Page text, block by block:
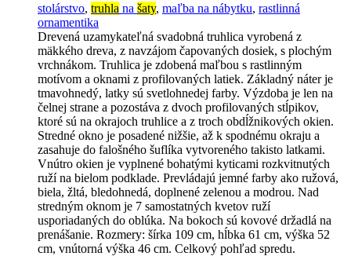
stolárstvo, truhla na šaty, maľba na nábytku, rastlinná
ornamentika
Drevená uzamykateľná svadobná truhlica vyrobená z
mäkkého dreva, z navzájom čapovaných dosiek, s plochým
vrchnákom. Truhlica je zdobená maľbou s rastlinným
motívom a oknami z profilovaných latiek. Základný náter je
tmavohnedý, latky sú svetlohnedej farby. Výzdoba je len na
čelnej strane a pozostáva z dvoch profilovaných stĺpikov,
ktoré sú na okrajoch truhlice a z troch obdĺžnikových okien.
Stredné okno je posadené nižšie, až k spodnému okraju a
zasahuje do falošného šuflíka vytvoreného takisto latkami.
Vnútro okien je vyplnené bohatými kyticami rozkvitnutých
ruží na bielom podklade. Prevládajú jemné farby ako ružová,
biela, žltá, bledohnedá, doplnené zelenou a modrou. Nad
stredným oknom je 7 samostatných kvetov ruží
usporiadaných do oblúka. Na bokoch sú kovové držadlá na
prenášanie. Rozmery: šírka 109 cm, hĺbka 61 cm, výška 52
cm, vnútorná výška 46 cm. Celkový pohľad spredu.